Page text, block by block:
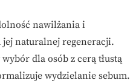
nawilżania i
naturalnej regeneracji.
dla osób z cerą tłustą
wydzielanie sebum.